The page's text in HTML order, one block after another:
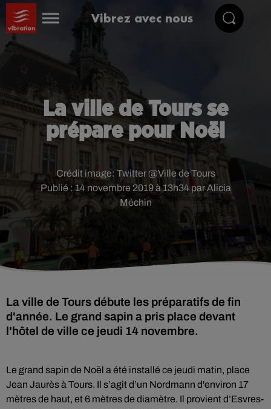
Vibrez avec nous
La ville de Tours se
prépare pour Noël
Publié : 14 novembre 2019 à 13h34 par Alicia
Méchin
Crédit image: Twitter @Ville de Tours
La ville de Tours débute les préparatifs de fin
d'année. Le grand sapin a pris place devant
l'hôtel de ville ce jeudi 14 novembre.
Le grand sapin de Noël a été installé ce jeudi matin, place
Jean Jaurès à Tours. Il s’agit d’un Nordmann d'environ 17
mètres de haut, et 6 mètres de diamètre. Il provient d’Esvres-